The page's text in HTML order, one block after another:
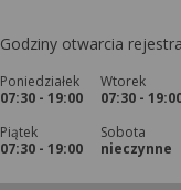
Godziny otwarcia
Poniedziałek
07:30 - 19:00
Wtorek
07:30 -
Piątek
07:30 - 19:00
Sobota
nieczynne